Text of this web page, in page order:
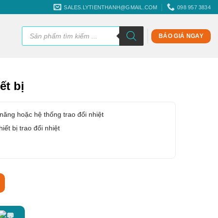
SALES.LYTIENTHANH@GMAIL.COM 098 957 3834
Tìm
kiếm
sản
phẩm
BÁO GIÁ NGAY
bị
hoặc hệ thống trao đổi nhiệt
bị trao đổi nhiệt